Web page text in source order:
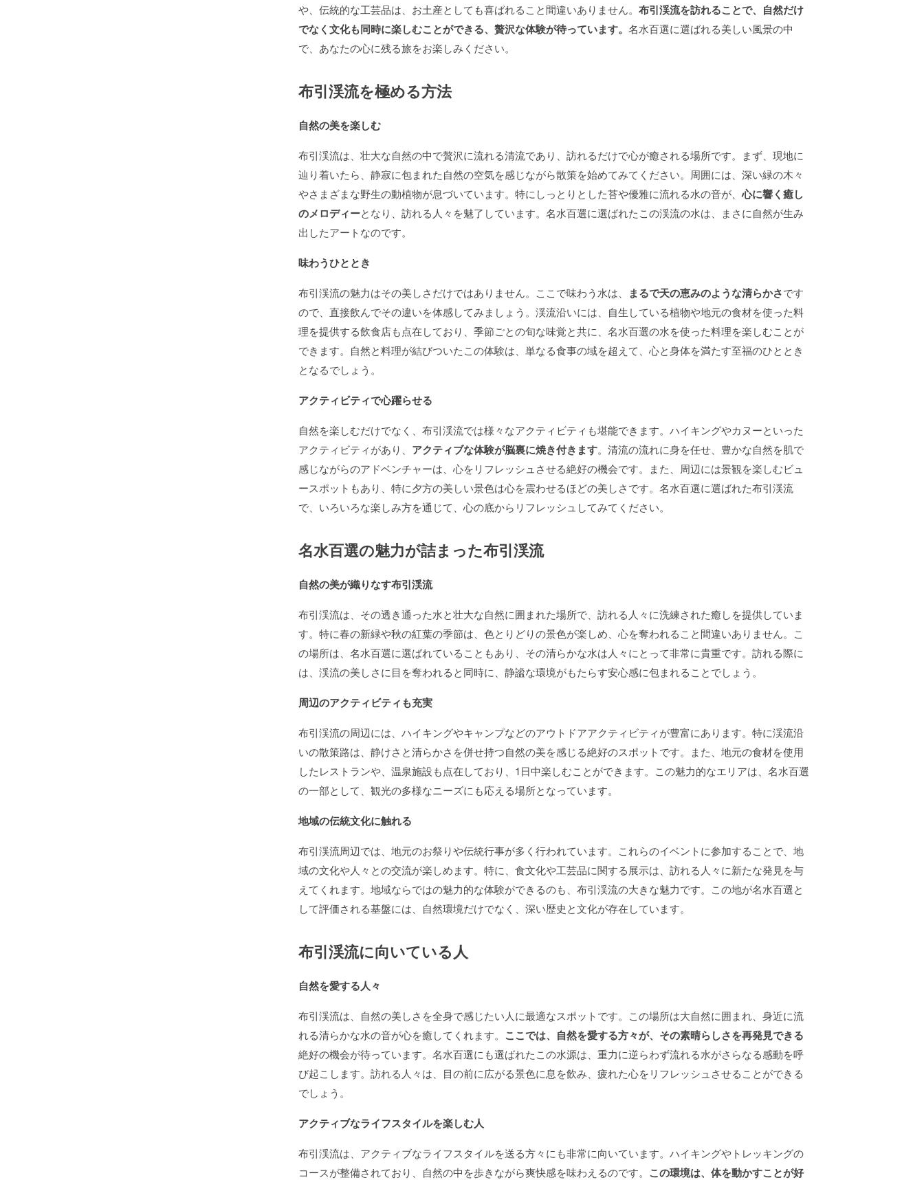
や、伝統的な工芸品は、お土産としても喜ばれること間違いありません。 布引渓流を訪れることで、自然だけ
でなく文化も同時に楽しむことができる、贅沢な体験が待っています。 名水百選に選ばれる美しい風景の中
で、あなたの心に残る旅をお楽しみください。
布引渓流を極める方法
自然の美を楽しむ
布引渓流は、壮大な自然の中で贅沢に流れる清流であり、訪れるだけで心が癒される場所です。まず、現地に
辿り着いたら、静寂に包まれた自然の空気を感じながら散策を始めてみてください。周囲には、深い緑の木々
やさまざまな野生の動植物が息づいています。特にしっとりとした苔や優雅に流れる水の音が、心に響く癒し
のメロディーとなり、訪れる人々を魅了しています。名水百選に選ばれたこの渓流の水は、まさに自然が生み
出したアートなのです。
味わうひととき
布引渓流の魅力はその美しさだけではありません。ここで味わう水は、 まるで天の恵みのような清らかさです
ので、直接飲んでその違いを体感してみましょう。渓流沿いには、自生している植物や地元の食材を使った料
理を提供する飲食店も点在しており、季節ごとの旬な味覚と共に、名水百選の水を使った料理を楽しむことが
できます。自然と料理が結びついたこの体験は、単なる食事の域を超えて、心と身体を満たす至福のひととき
となるでしょう。
アクティビティで心躍らせる
自然を楽しむだけでなく、布引渓流では様々なアクティビティも堪能できます。ハイキングやカヌーといった
アクティビティがあり、 アクティブな体験が脳裏に焼き付きます。清流の流れに身を任せ、豊かな自然を肌で
感じながらのアドベンチャーは、心をリフレッシュさせる絶好の機会です。また、周辺には景観を楽しむビュ
ースポットもあり、特に夕方の美しい景色は心を震わせるほどの美しさです。名水百選に選ばれた布引渓流
で、いろいろな楽しみ方を通じて、心の底からリフレッシュしてみてください。
名水百選の魅力が詰まった布引渓流
自然の美が織りなす布引渓流
布引渓流は、その透き通った水と壮大な自然に囲まれた場所で、訪れる人々に洗練された癒しを提供していま
す。特に春の新緑や秋の紅葉の季節は、色とりどりの景色が楽しめ、心を奪われること間違いありません。こ
の場所は、名水百選に選ばれていることもあり、その清らかな水は人々にとって非常に貴重です。訪れる際に
は、渓流の美しさに目を奪われると同時に、静謐な環境がもたらす安心感に包まれることでしょう。
周辺のアクティビティも充実
布引渓流の周辺には、ハイキングやキャンプなどのアウトドアアクティビティが豊富にあります。特に渓流沿
いの散策路は、静けさと清らかさを併せ持つ自然の美を感じる絶好のスポットです。また、地元の食材を使用
したレストランや、温泉施設も点在しており、1日中楽しむことができます。この魅力的なエリアは、名水百選
の一部として、観光の多様なニーズにも応える場所となっています。
地域の伝統文化に触れる
布引渓流周辺では、地元のお祭りや伝統行事が多く行われています。これらのイベントに参加することで、地
域の文化や人々との交流が楽しめます。特に、食文化や工芸品に関する展示は、訪れる人々に新たな発見を与
えてくれます。地域ならではの魅力的な体験ができるのも、布引渓流の大きな魅力です。この地が名水百選と
して評価される基盤には、自然環境だけでなく、深い歴史と文化が存在しています。
布引渓流に向いている人
自然を愛する人々
布引渓流は、自然の美しさを全身で感じたい人に最適なスポットです。この場所は大自然に囲まれ、身近に流
れる清らかな水の音が心を癒してくれます。 ここでは、自然を愛する方々が、その素晴らしさを再発見できる
絶好の機会が待っています。名水百選にも選ばれたこの水源は、重力に逆らわず流れる水がさらなる感動を呼
び起こします。訪れる人々は、目の前に広がる景色に息を飲み、疲れた心をリフレッシュさせることができる
でしょう。
アクティブなライフスタイルを楽しむ人
布引渓流は、アクティブなライフスタイルを送る方々にも非常に向いています。ハイキングやトレッキングの
コースが整備されており、自然の中を歩きながら爽快感を味わえるのです。 この環境は、体を動かすことが好